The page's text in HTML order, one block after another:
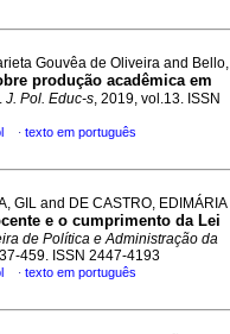
Gouvêa de Oliveira and Bello,
produção acadêmica em
. J. Pol. Educ-s, 2019, vol.13. ISSN
· texto em português
GIL and DE CASTRO, EDIMÁRIA
e o cumprimento da Lei
de Política e Administração da
459. ISSN 2447-4193
· texto em português